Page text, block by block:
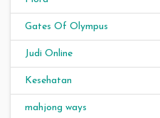
Gates Of Olympus
Judi Online
Kesehatan
mahjong ways